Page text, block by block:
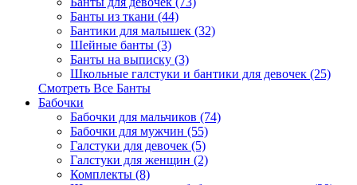
Банты из ткани (44)
Бантики для малышек (32)
Шейные банты (3)
Банты на выписку (3)
Школьные галстуки и бантики для девочек (25)
Смотреть Все Банты
Бабочки
Бабочки для мальчиков (74)
Бабочки для мужчин (55)
Галстуки для девочек (5)
Галстуки для женщин (2)
Комплекты (8)